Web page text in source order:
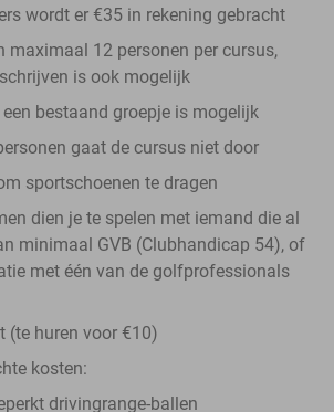
wordt er €35 in rekening gebracht
maximaal 12 personen per cursus,
is ook mogelijk
bestaand groepje is mogelijk
gaat de cursus niet door
sportschoenen te dragen
dien je te spelen met iemand die al
minimaal GVB (Clubhandicap 54), of
met één van de golfprofessionals
(te huren voor €10)
kosten:
drivingrange-ballen